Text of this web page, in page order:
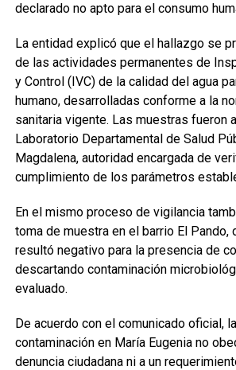
declarado no apto para el consumo
La entidad explicó que el hallazgo se
de las actividades permanentes de
y Control (IVC) de la calidad del agua
humano, desarrolladas conforme a la
sanitaria vigente. Las muestras fueron
Laboratorio Departamental de Salud
Magdalena, autoridad encargada de
cumplimiento de los parámetros
En el mismo proceso de vigilancia
toma de muestra en el barrio El Pando,
resultó negativo para la presencia de
descartando contaminación
evaluado.
De acuerdo con el comunicado oficial,
contaminación en María Eugenia no
denuncia ciudadana ni a un